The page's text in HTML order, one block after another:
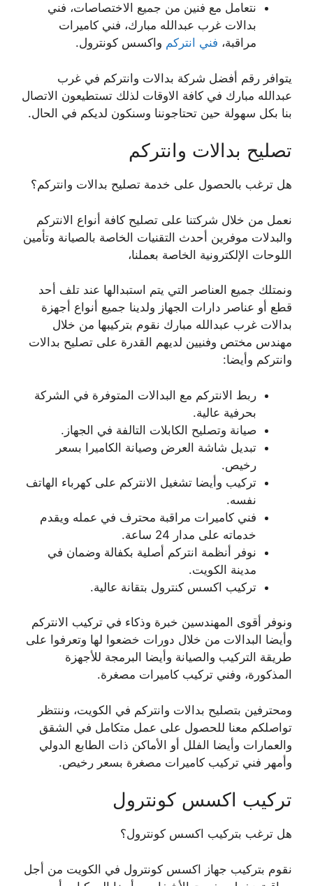
نتعامل مع فنين من جميع الاختصاصات، فني
بدالات غرب عبدالله مبارك، فني كاميرات
مراقبة، فني انتركم واكسس كونترول.
يتوافر رقم أفضل شركة بدالات وانتركم في غرب
عبدالله مبارك في كافة الاوقات لذلك تستطيعون الاتصال
بنا بكل سهولة حين تحتاجوننا وسنكون لديكم في الحال.
تصليح بدالات وانتركم
هل ترغب بالحصول على خدمة تصليح بدالات وانتركم؟
نعمل من خلال شركتنا على تصليح كافة أنواع الانتركم
والبدلات موفرين أحدث التقنيات الخاصة بالصيانة وتأمين
اللوحات الإلكترونية الخاصة بعملنا،
ونمتلك جميع العناصر التي يتم استبدالها عند تلف أحد
قطع أو عناصر دارات الجهاز ولدينا جميع أنواع أجهزة
بدالات غرب عبدالله مبارك نقوم بتركيبها من خلال
مهندس مختص وفنيين لديهم القدرة على تصليح بدالات
وانتركم وأيضا:
ربط الانتركم مع البدالات المتوفرة في الشركة
بحرفية عالية.
صيانة وتصليح الكابلات التالفة في الجهاز.
تبديل شاشة العرض وصيانة الكاميرا بسعر
رخيص.
تركيب وأيضا تشغيل الانتركم على كهرباء الهاتف
نفسه.
فني كاميرات مراقبة محترف في عمله ويقدم
خدماته على مدار 24 ساعة.
نوفر أنظمة انتركم أصلية بكفالة وضمان في
مدينة الكويت.
تركيب اكسس كنترول بتقانة عالية.
ونوفر أقوى المهندسين خبرة وذكاء في تركيب الانتركم
وأيضا البدالات من خلال دورات خضعوا لها وتعرفوا على
طريقة التركيب والصيانة وأيضا البرمجة للأجهزة
المذكورة، وفني تركيب كاميرات مصغرة.
ومحترفين بتصليح بدالات وانتركم في الكويت، وننتظر
تواصلكم معنا للحصول على عمل متكامل في الشقق
والعمارات وأيضا الفلل أو الأماكن ذات الطابع الدولي
وأمهر فني تركيب كاميرات مصغرة بسعر رخيص.
تركيب اكسس كونترول
هل ترغب بتركيب اكسس كونترول؟
نقوم بتركيب جهاز اكسس كونترول في الكويت من أجل